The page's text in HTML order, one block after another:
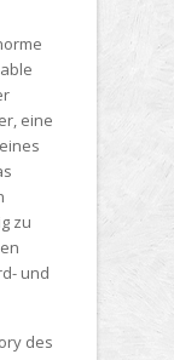
eine
zu
und
des